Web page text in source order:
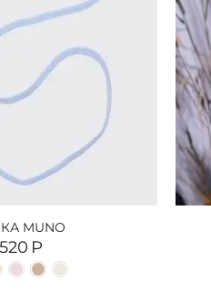
MUNO
Р